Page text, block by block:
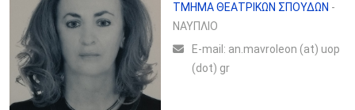
ΤΜΗΜΑ ΘΕΑΤΡΙΚΩΝ ΣΠΟΥΔΩΝ -
ΝΑΥΠΛΙΟ
Ε-mail: an.mavroleon (at) uop
(dot) gr